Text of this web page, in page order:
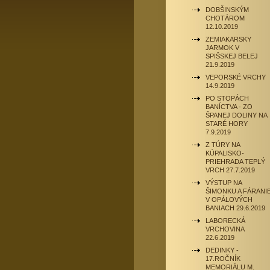
DOBŠINSKÝM
CHOTÁROM
12.10.2019
ZEMIAKARSKY
JARMOK V
SPIŠSKEJ BELEJ
21.9.2019
VEPORSKÉ VRCHY
14.9.2019
PO STOPÁCH
BANÍCTVA - ZO
ŠPANEJ DOLINY NA
STARÉ HORY
7.9.2019
Z TÚRY NA
KÚPALISKO-
PRIEHRADA TEPLÝ
VRCH 27.7.2019
VÝSTUP NA
ŠIMONKU A
V OPÁLOVÝCH
BANIACH 29.6.2019
LABORECKÁ
VRCHOVINA
22.6.2019
DEDINKY -
17.ROČNÍK
MEMORIÁLU M.